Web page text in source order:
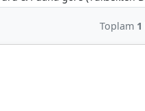
Toplam 1